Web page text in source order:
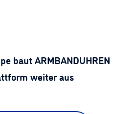
baut ARMBANDUHREN
weiter aus